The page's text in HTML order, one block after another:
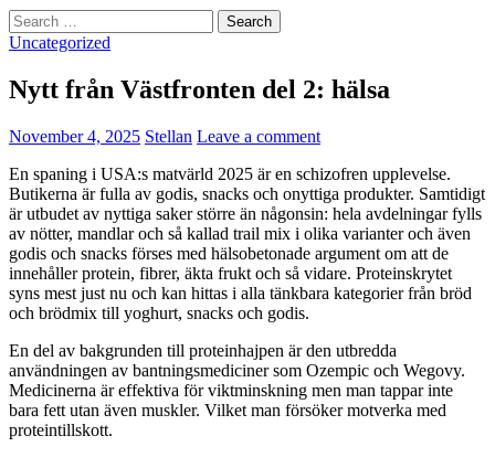
Search
for:
Uncategorized
Nytt från Västfronten del 2: hälsa
November 4, 2025 Stellan Leave a comment
En spaning i USA:s matvärld 2025 är en schizofren upplevelse.
Butikerna är fulla av godis, snacks och onyttiga produkter. Samtidigt
är utbudet av nyttiga saker större än någonsin: hela avdelningar fylls
av nötter, mandlar och så kallad trail mix i olika varianter och även
godis och snacks förses med hälsobetonade argument om att de
innehåller protein, fibrer, äkta frukt och så vidare. Proteinskrytet
syns mest just nu och kan hittas i alla tänkbara kategorier från bröd
och brödmix till yoghurt, snacks och godis.
En del av bakgrunden till proteinhajpen är den utbredda
användningen av bantningsmediciner som Ozempic och Wegovy.
Medicinerna är effektiva för viktminskning men man tappar inte
bara fett utan även muskler. Vilket man försöker motverka med
proteintillskott.